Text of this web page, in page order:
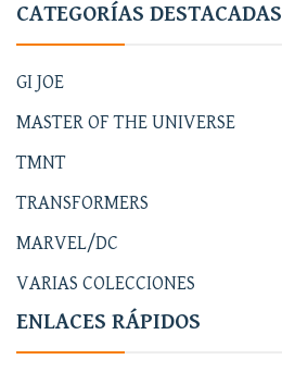
CATEGORÍAS DESTACADAS
GI JOE
MASTER OF THE UNIVERSE
TMNT
TRANSFORMERS
MARVEL/DC
VARIAS COLECCIONES
ENLACES RÁPIDOS